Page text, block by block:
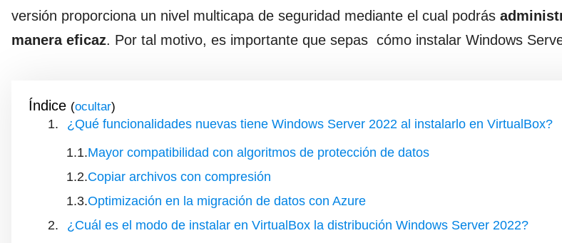
versión proporciona un nivel multicapa de seguridad mediante el cual podrás
manera eficaz. Por tal motivo, es importante que sepas cómo instalar Windows
Índice ( )
¿Qué funcionalidades nuevas tiene Windows Server 2022 al instalarlo en VirtualBox?
Mayor compatibilidad con algoritmos de protección de datos
Copiar archivos con compresión
Optimización en la migración de datos con Azure
¿Cuál es el modo de instalar en VirtualBox la distribución Windows Server 2022?